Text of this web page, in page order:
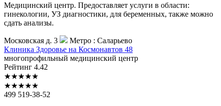
Медицинский центр. Предоставляет услуги в области:
гинекологии, УЗ диагностики, для беременных, также можно
сдать анализы.
Московская д. 3 Метро : Саларьево
Клиника Здоровье на Космонавтов 48
многопрофильный медицинский центр
Рейтинг 4.42
★★★★★
★★★★★
499 519-38-52